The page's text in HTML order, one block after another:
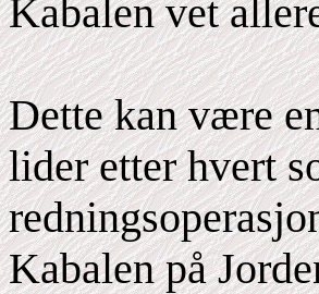
Kabalen vet
Dette kan være
lider etter hvert
Kabalen på